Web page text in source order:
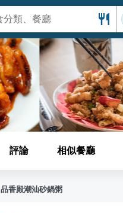
評論 相似餐廳
品香殿潮汕砂鍋粥